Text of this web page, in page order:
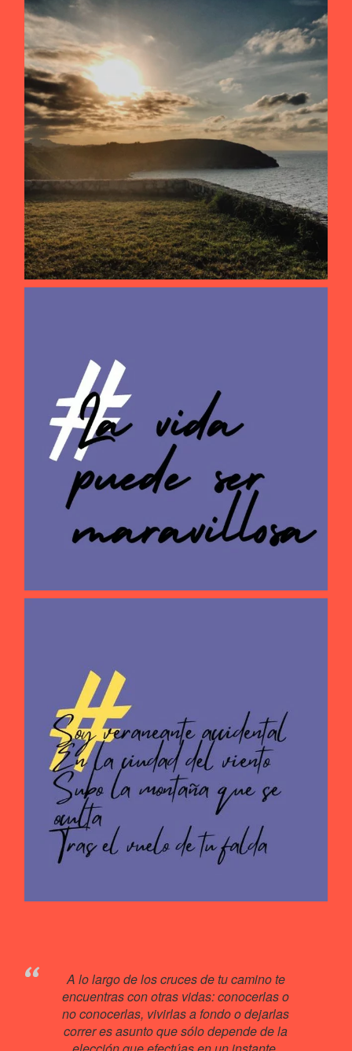
A lo largo de los cruces de tu camino te
encuentras con otras vidas: conocerlas o
no conocerlas, vivirlas a fondo o dejarlas
correr es asunto que sólo depende de la